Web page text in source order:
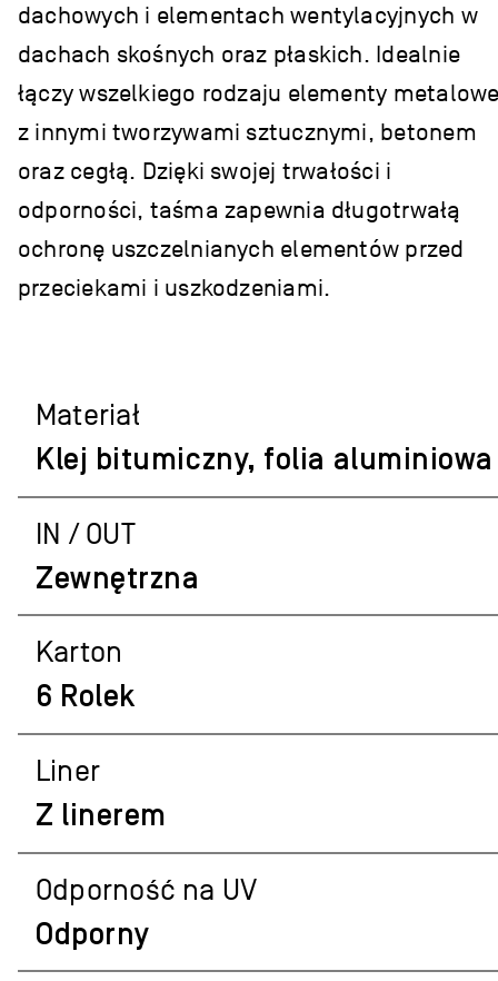
dachowych i elementach wentylacyjnych w
dachach skośnych oraz płaskich. Idealnie
łączy wszelkiego rodzaju elementy
z innymi tworzywami sztucznymi, betonem
oraz cegłą. Dzięki swojej trwałości i
odporności, taśma zapewnia długotrwałą
ochronę uszczelnianych elementów przed
przeciekami i uszkodzeniami.
Materiał
Klej bitumiczny, folia aluminiowa
IN / OUT
Zewnętrzna
Karton
6 Rolek
Liner
Z linerem
Odporność na UV
Odporny